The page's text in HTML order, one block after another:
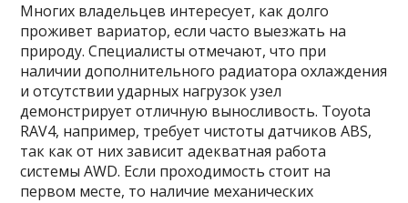
Многих владельцев интересует, как долго
проживет вариатор, если часто выезжать на
природу. Специалисты отмечают, что при
наличии дополнительного радиатора охлаждения
и отсутствии ударных нагрузок узел
демонстрирует отличную выносливость. Toyota
RAV4, например, требует чистоты датчиков ABS,
так как от них зависит адекватная работа
системы AWD. Если проходимость стоит на
первом месте, то наличие механических